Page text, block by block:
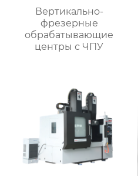
Вертикально-
фрезерные
обрабатывающие
центры с ЧПУ